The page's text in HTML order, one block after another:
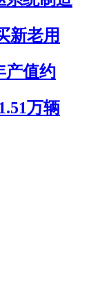
新老用
产值约
万辆